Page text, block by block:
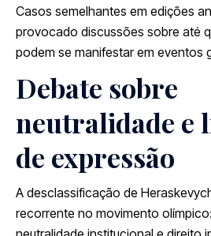
Casos semelhantes em edições
provocado discussões sobre até
podem se manifestar em eventos
Debate sobre
neutralidade e
de expressão
A desclassificação de
recorrente no movimento